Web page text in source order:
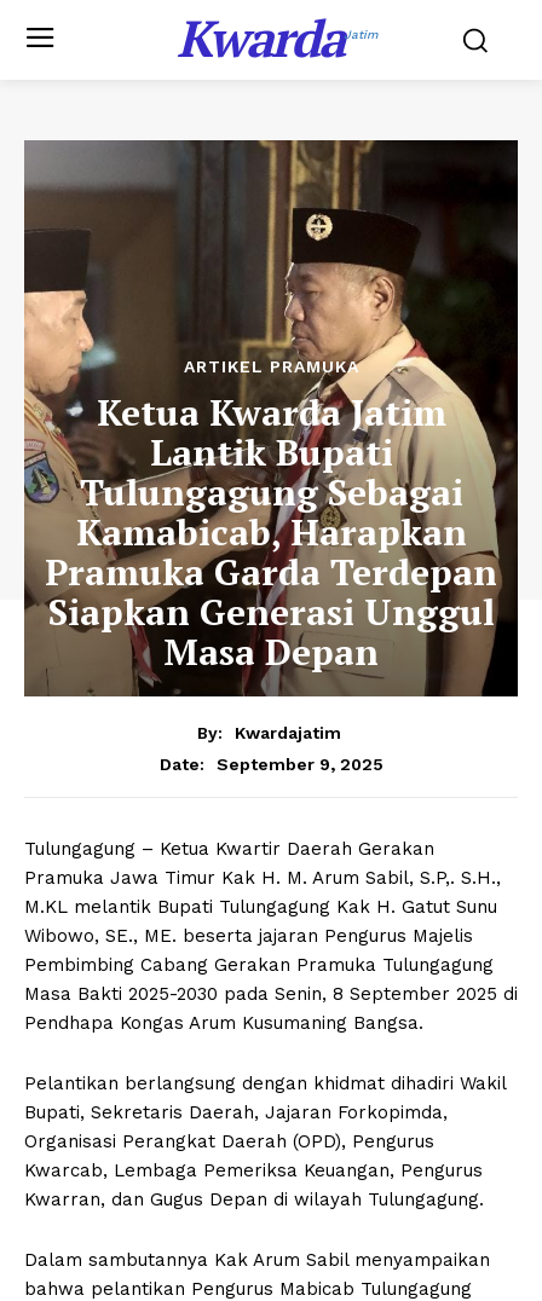
KwardaJatim
ARTIKEL PRAMUKA
Ketua Kwarda Jatim
Lantik Bupati
Tulungagung Sebagai
Kamabicab, Harapkan
Pramuka Garda Terdepan
Siapkan Generasi Unggul
Masa Depan
By:
Kwardajatim
Date:
September 9, 2025
Tulungagung – Ketua Kwartir Daerah Gerakan
Pramuka Jawa Timur Kak H. M. Arum Sabil, S.P,. S.H.,
M.KL melantik Bupati Tulungagung Kak H. Gatut Sunu
Wibowo, SE., ME. beserta jajaran Pengurus Majelis
Pembimbing Cabang Gerakan Pramuka Tulungagung
Masa Bakti 2025-2030 pada Senin, 8 September 2025 di
Pendhapa Kongas Arum Kusumaning Bangsa.
Pelantikan berlangsung dengan khidmat dihadiri Wakil
Bupati, Sekretaris Daerah, Jajaran Forkopimda,
Organisasi Perangkat Daerah (OPD), Pengurus
Kwarcab, Lembaga Pemeriksa Keuangan, Pengurus
Kwarran, dan Gugus Depan di wilayah Tulungagung.
Dalam sambutannya Kak Arum Sabil menyampaikan
bahwa pelantikan Pengurus Mabicab Tulungagung